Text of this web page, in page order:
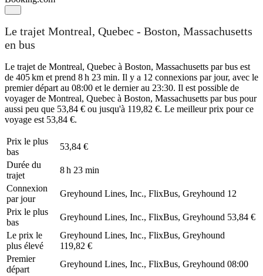
Le trajet Montreal, Quebec - Boston, Massachusetts
en bus
Le trajet de Montreal, Quebec à Boston, Massachusetts par bus est
de 405 km et prend 8 h 23 min. Il y a 12 connexions par jour, avec le
premier départ au 08:00 et le dernier au 23:30. Il est possible de
voyager de Montreal, Quebec à Boston, Massachusetts par bus pour
aussi peu que 53,84 € ou jusqu'à 119,82 €. Le meilleur prix pour ce
voyage est 53,84 €.
Prix ​​le plus
bas
53,84 €
Durée du
trajet
8 h 23 min
Connexion
par jour
Greyhound Lines, Inc., FlixBus, Greyhound 12
Prix ​​le plus
bas
Greyhound Lines, Inc., FlixBus, Greyhound 53,84 €
Le prix le
plus élevé
Greyhound Lines, Inc., FlixBus, Greyhound
119,82 €
Premier
départ
Greyhound Lines, Inc., FlixBus, Greyhound 08:00